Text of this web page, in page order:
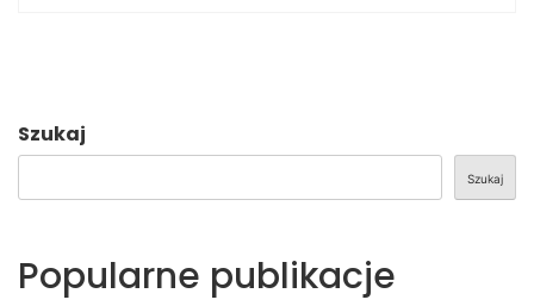
Szukaj
Szukaj
Popularne publikacje